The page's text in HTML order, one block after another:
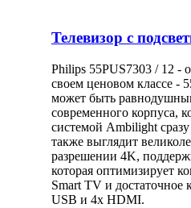
Телевизор с
Philips 55PUS7303 / 12 -
своем ценовом классе -
может быть
современного корпуса,
системой Ambilight сразу
также выглядит
разрешении 4K,
которая оптимизирует
Smart TV и достаточное
USB и 4x HDMI.